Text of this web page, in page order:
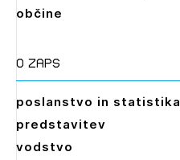
občine
O zaps
poslanstvo in statistika
predstavitev
vodstvo